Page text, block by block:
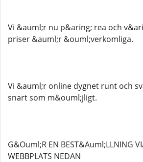
Vi &auml;r nu p&aring; rea och
priser &auml;r &ouml;verkomliga.
Vi &auml;r online dygnet runt och
snart som m&ouml;jligt.
G&Ouml;R EN BEST&Auml;LLNING
WEBBPLATS NEDAN